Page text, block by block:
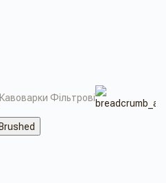
Кавоварки Фільтрові